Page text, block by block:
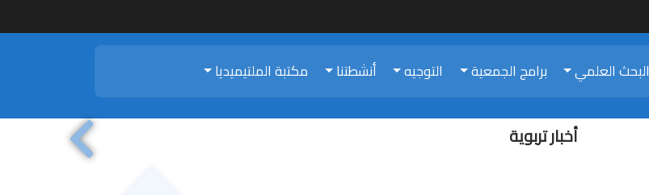
البحث العلمي برامج الجمعية التوجيه أنشطتنا مكتبة الملتيميديا
Previous أخبار تربوية